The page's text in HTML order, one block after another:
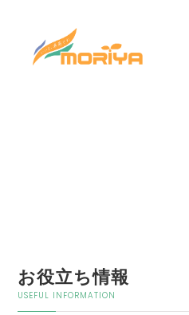
お役立ち情報
USEFUL INFORMATION